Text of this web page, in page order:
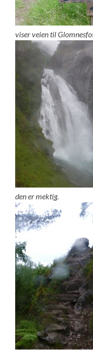
viser veien til
den er mektig.